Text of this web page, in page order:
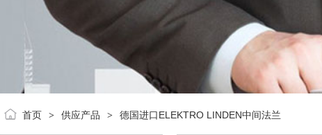
首页 > 供应产品 > 德国进口ELEKTRO LINDEN中间法兰